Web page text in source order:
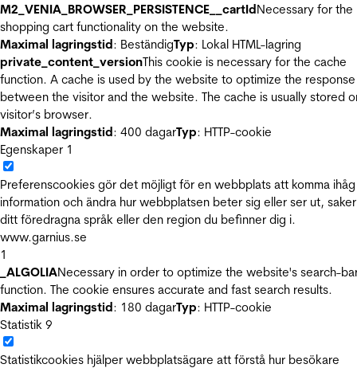
M2_VENIA_BROWSER_PERSISTENCE__cartIdNecessary for the
shopping cart functionality on the website.
Maximal lagringstid: BeständigTyp: Lokal HTML-lagring
private_content_versionThis cookie is necessary for the cache
function. A cache is used by the website to optimize the
between the visitor and the website. The cache is usually stored
visitor’s browser.
Maximal lagringstid: 400 dagarTyp: HTTP-cookie
Egenskaper 1
Preferenscookies gör det möjligt för en webbplats att komma ihåg
information och ändra hur webbplatsen beter sig eller ser ut,
ditt föredragna språk eller den region du befinner dig i.
www.garnius.se
1
_ALGOLIANecessary in order to optimize the website's search-
function. The cookie ensures accurate and fast search results.
Maximal lagringstid: 180 dagarTyp: HTTP-cookie
Statistik 9
Statistikcookies hjälper webbplatsägare att förstå hur besökare